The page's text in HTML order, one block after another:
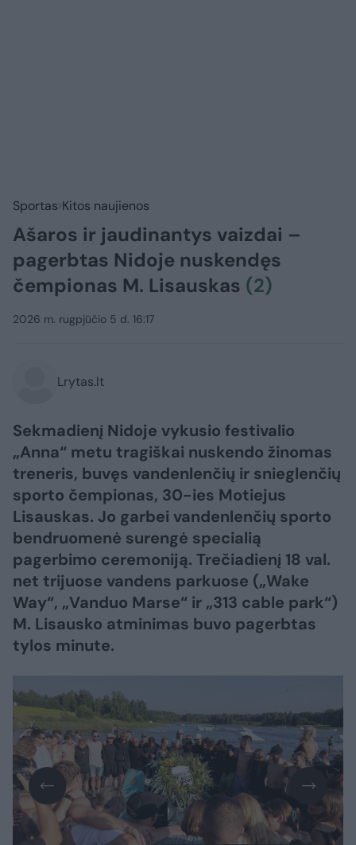
Sportas Kitos naujienos
Ašaros ir jaudinantys vaizdai –
pagerbtas Nidoje nuskendęs
čempionas M. Lisauskas (2)
2026 m. rugpjūčio 5 d. 16:17
Lrytas.lt
Sekmadienį Nidoje vykusio festivalio
„Anna“ metu tragiškai nuskendo žinomas
treneris, buvęs vandenlenčių ir snieglenčių
sporto čempionas, 30-ies Motiejus
Lisauskas. Jo garbei vandenlenčių sporto
bendruomenė surengė specialią
pagerbimo ceremoniją. Trečiadienį 18 val.
net trijuose vandens parkuose („Wake
Way“, „Vanduo Marse“ ir „313 cable park“)
M. Lisausko atminimas buvo pagerbtas
tylos minute.